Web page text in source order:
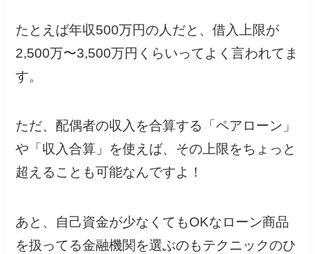
たとえば年収500万円の人だと、借入上限が
2,500万〜3,500万円くらいってよく言われてま
す。
ただ、配偶者の収入を合算する「ペアローン」
や「収入合算」を使えば、その上限をちょっと
超えることも可能なんですよ！
あと、自己資金が少なくてもOKなローン商品
を扱ってる金融機関を選ぶのもテクニックのひ